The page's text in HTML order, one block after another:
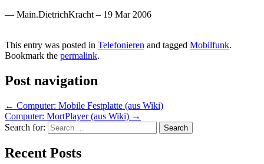
— Main.DietrichKracht – 19 Mar 2006
This entry was posted in Telefonieren and tagged Mobilfunk.
Bookmark the permalink.
Post navigation
← Computer: Mobile Festplatte (aus Wiki)
Computer: MortPlayer (aus Wiki) →
Search for:
Recent Posts